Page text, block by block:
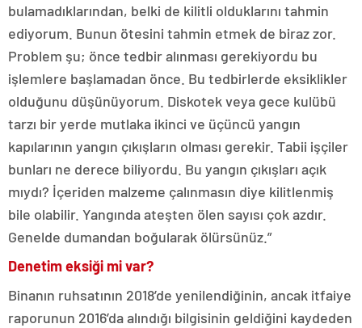
bulamadıklarından, belki de kilitli olduklarını tahmin
ediyorum. Bunun ötesini tahmin etmek de biraz zor.
Problem şu; önce tedbir alınması gerekiyordu bu
işlemlere başlamadan önce. Bu tedbirlerde eksiklikler
olduğunu düşünüyorum. Diskotek veya gece kulübü
tarzı bir yerde mutlaka ikinci ve üçüncü yangın
kapılarının yangın çıkışların olması gerekir. Tabii işçiler
bunları ne derece biliyordu. Bu yangın çıkışları açık
mıydı? İçeriden malzeme çalınmasın diye kilitlenmiş
bile olabilir. Yangında ateşten ölen sayısı çok azdır.
Genelde dumandan boğularak ölürsünüz.”
Denetim eksiği mi var?
Binanın ruhsatının 2018’de yenilendiğinin, ancak itfaiye
raporunun 2016’da alındığı bilgisinin geldiğini kaydeden